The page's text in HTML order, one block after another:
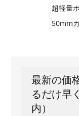
超軽量
50mm
最新の価
るだけ早
内）